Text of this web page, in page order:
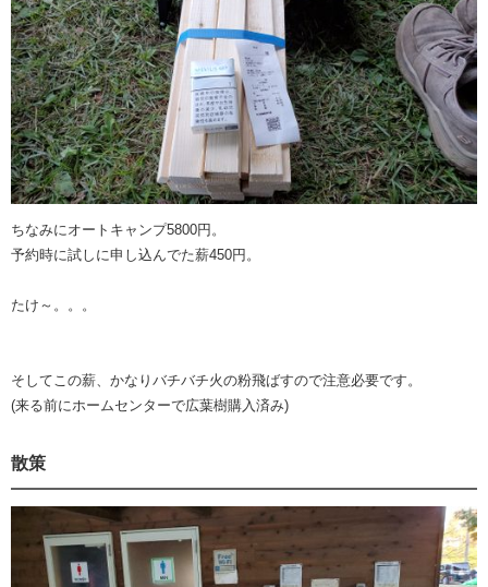
ちなみにオートキャンプ5800円。
予約時に試しに申し込んでた薪450円。
たけ～。。。
そしてこの薪、かなりバチバチ火の粉飛ばすので注意必要です。
(来る前にホームセンターで広葉樹購入済み)
散策